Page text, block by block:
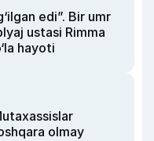
edi”. Bir umr
ustasi Rimma
hayoti
olmay